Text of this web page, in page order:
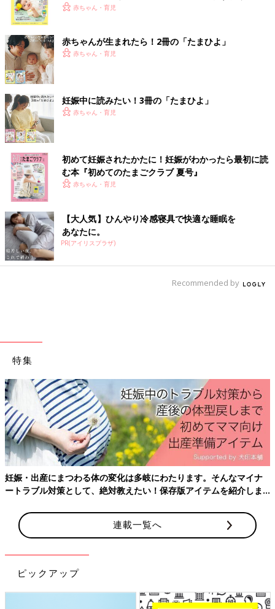
「生後６カ月（修正４カ月）のハーフバースデーの写真です。ちょうどこの日、長
女が寝返りを成功させました」（佳奈さん）
――健診や出産は現在も住んでいる東京で？
佳奈 はい。実家が都内から新幹線で1時間半くらいのところ
で、最初はそっちに戻ることも考えたのですが、仕事もありまし
たし、何かあったときにすぐ病院に駆けつけられるほうがいいと
思い、こちらの病院で出産することに決めました。
――妊娠生活で大変だったことは？
佳奈 初期は
のあたりがモヤモヤし出して、しばらくしたら何を食べても吐く
ようになってしまったんです。その影響で4kgほど体重も減って
しまいました。なんとか入院はせずに済みましたが、あと1kg減
ったら入院だよと言われるような状態でしたね。
――吐くタイプのつわりはつわりの中でも本当に大変ですよね。
議なことにオレンジジュースはダメだけど、りんごジュースはい
けたり、（胃に負担のかかりそうな）牛丼はなぜか食べられた
り…。そういうことがありましたね。
体調がよくなってきたのは、妊娠5〜6カ月のころ。でも、戌（い
ぬ）の日のお参りをしたときはまだギリギリで、なんとかお参り
を乗りきりました。
――後半は後半で、おなかが大きくなってくることに伴う不調が
あったのでは？
佳奈 はい。おなかの赤ちゃんによる圧迫で横になると息苦しさ
ん）神経痛にもなってしまって、ずっと痛くて、寝られなく
て…。出産前の管理入院中もリクライニングしてみたり、腰にク
ッションを入れてみたり、抱き枕を使ってみたり…。いろいろ試
しました。
く！ おっぱい・ミルクの基本と夏のトラブル 解決テ
赤ちゃん・育児
赤ちゃんが生まれたら！2冊の「たまひよ」
赤ちゃん・育児
妊娠中に読みたい！3冊の「たまひよ」
赤ちゃん・育児
初めて妊娠されたかたに！妊娠がわかったら最初に読
む本『初めてのたまごクラブ 夏号』
赤ちゃん・育児
【大人気】ひんやり冷感寝具で快適な睡眠を
あなたに。
PR(アイリスプラザ)
Recommended by
特集
妊娠・出産にまつわる体の変化は多岐にわたります。そんなマイナ
ートラブル対策として、絶対教えたい！保存版アイテムを紹介しま
連載一覧へ
ピックアップ